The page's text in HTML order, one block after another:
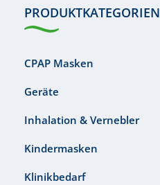
PRODUKTKATEGORIEN
CPAP Masken
Geräte
Inhalation & Vernebler
Kindermasken
Klinikbedarf